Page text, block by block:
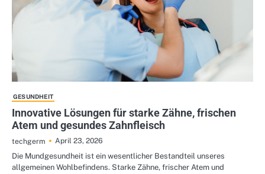
GESUNDHEIT
Innovative Lösungen für starke Zähne, frischen
Atem und gesundes Zahnfleisch
techgerm
April 23, 2026
Die Mundgesundheit ist ein wesentlicher Bestandteil unseres
allgemeinen Wohlbefindens. Starke Zähne, frischer Atem und